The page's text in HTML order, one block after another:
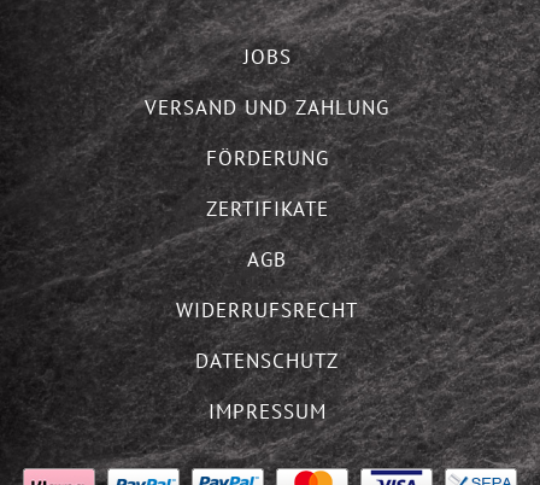
JOBS
VERSAND UND ZAHLUNG
FÖRDERUNG
ZERTIFIKATE
AGB
WIDERRUFSRECHT
DATENSCHUTZ
IMPRESSUM